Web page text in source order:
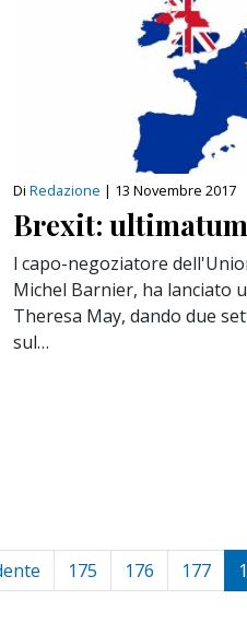
Di Redazione | 13 Novembre 2017
Brexit:
l capo-negoziatore
Michel Barnier, ha lanciato
Theresa May, dando due
sul…
175 176 177